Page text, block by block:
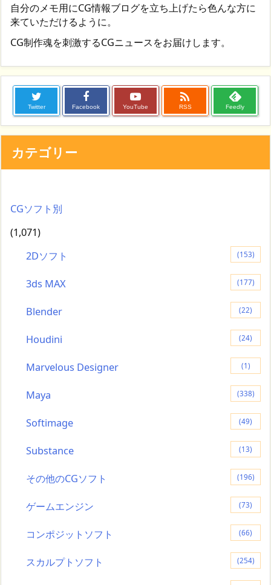
自分のメモ用にCG情報ブログを立ち上げたら色んな方に
来ていただけるように。
CG制作魂を刺激するCGニュースをお届けします。
Twitter Facebook YouTube

RSS Feedly
カテゴリー
CGソフト別
(1,071)
2Dソフト
(153)
3ds MAX (177)
Blender (22)
Houdini (24)
Marvelous Designer (1)
Maya (338)
Softimage (49)
Substance (13)
その他のCGソフト (196)
ゲームエンジン (73)
コンポジットソフト (66)
スカルプトソフト (254)